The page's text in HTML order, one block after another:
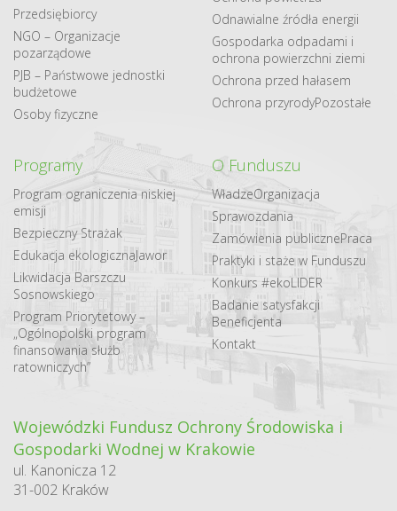
Przedsiębiorcy
NGO – Organizacje
pozarządowe
PJB – Państwowe jednostki
budżetowe
Osoby fizyczne
Odnawialne​ źródła​ energii
Gospodarka odpadami i
ochrona powierzchni ziemi
Ochrona przed hałasem
Ochrona przyrodyPozostałe
Programy
Program ograniczenia niskiej
emisji
Bezpieczny Strażak
Edukacja ekologicznaJawor
Likwidacja Barszczu
Sosnowskiego
Program Priorytetowy –
„Ogólnopolski program
finansowania służb
ratowniczych”
O Funduszu
WładzeOrganizacja
Sprawozdania
Zamówienia publicznePraca
Praktyki i staże w Funduszu
Konkurs #ekoLIDER
Badanie satysfakcji
Beneficjenta
Kontakt
Wojewódzki Fundusz Ochrony Środowiska i
Gospodarki Wodnej w Krakowie
ul. Kanonicza 12
31-002 Kraków